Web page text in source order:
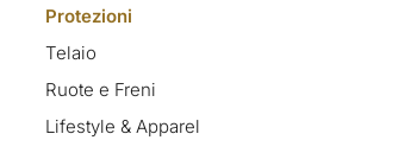
Protezioni
Telaio
Ruote e Freni
Lifestyle & Apparel